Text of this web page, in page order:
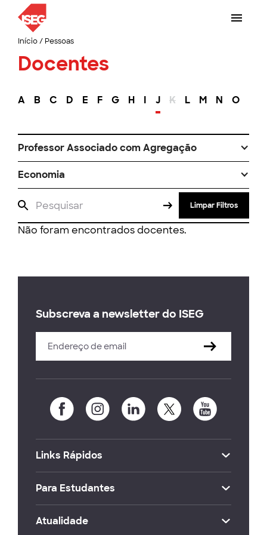
Início/ Pessoas
Docentes
A B C D E F G H I J K L M N O
Professor Associado com Agregação
Economia
Limpar Filtros
Não foram encontrados docentes.
Subscreva a newsletter do ISEG
Links Rápidos
Para Estudantes
Atualidade